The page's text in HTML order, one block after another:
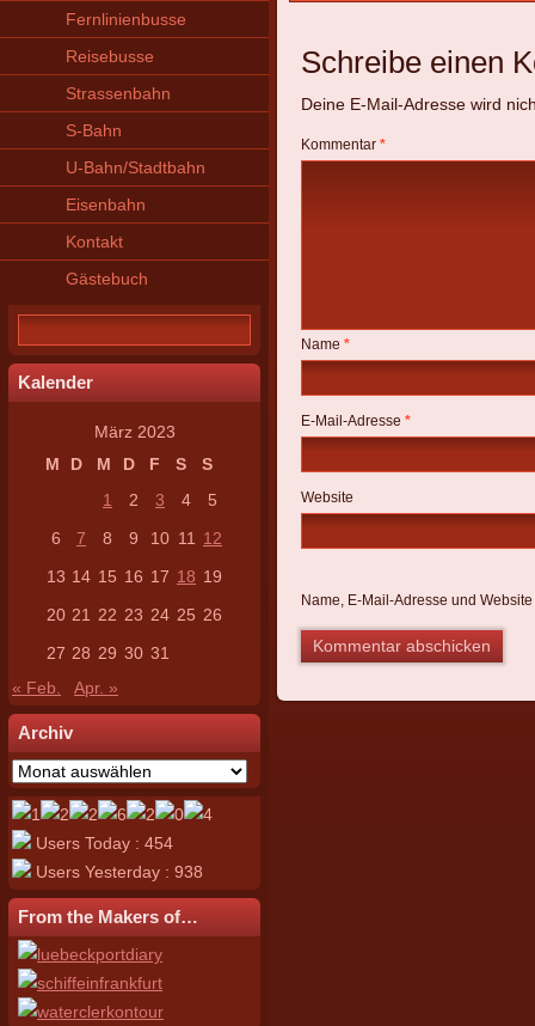
Fernlinienbusse
Reisebusse
Strassenbahn
S-Bahn
U-Bahn/Stadtbahn
Eisenbahn
Kontakt
Gästebuch
Kalender
März 2023
M
D M D F S
S
1
2 3 4
5
6
7 8 9 10 11
12
13 14 15 16 17 18 19
20 21 22 23 24 25 26
27 28 29 30 31
« Feb.
Apr. »
Archiv
Archiv
Users Today : 454
Users Yesterday : 938
From the Makers of…
Schreibe einen
Deine E-Mail-Adresse wird
Kommentar *
Name *
E-Mail-Adresse *
Website
Name, E-Mail-Adresse und